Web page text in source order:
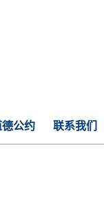
德公约 联系我们